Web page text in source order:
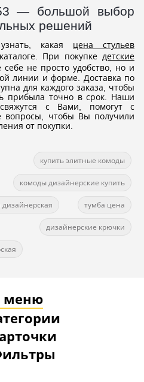
— большой выбор
решений
какая цена стульев
При покупке детские
не просто удобство, но и
линии и форме. Доставка по
для каждого заказа, чтобы
прибыла точно в срок. Наши
с Вами, помогут с
вопросы, чтобы Вы получили
от покупки.
купить элитные комоды
комоды дизайнерские купить
дизайнерская тумба цена
дизайнерские крючки
меню